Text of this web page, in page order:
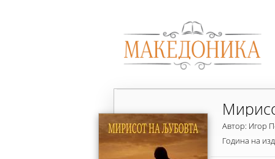
Автор: Игор
Година на